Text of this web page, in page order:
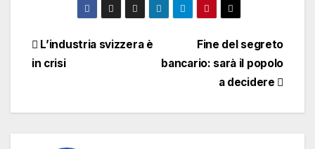
Navigazione
Fine del segreto
bancario: sarà il popolo
a decidere
L’industria svizzera è
in crisi